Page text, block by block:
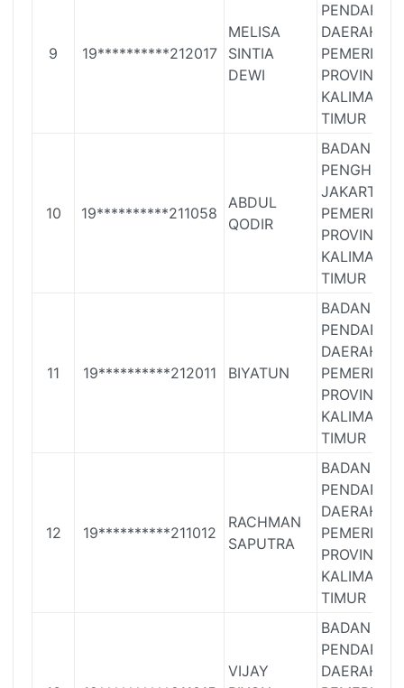
9 19**********212017
MELISA
SINTIA
DEWI
DAERAH
PROVINSI
TIMUR
10 19**********211058
ABDUL
QODIR
BADAN
JAKARTA
PROVINSI
TIMUR
11 19**********212011 BIYATUN
BADAN
DAERAH
PROVINSI
TIMUR
12 19**********211012
RACHMAN
SAPUTRA
BADAN
DAERAH
PROVINSI
TIMUR
VIJAY
BADAN
DAERAH